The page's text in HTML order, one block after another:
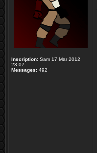
Inscription: Sam 17 Mar 2012
23:07
Messages: 492